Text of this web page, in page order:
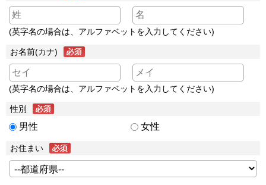
(英字名の場合は、アルファベットを入力してください)
お名前(カナ)
(英字名の場合は、アルファベットを入力してください)
性別
男性 女性
お住まい